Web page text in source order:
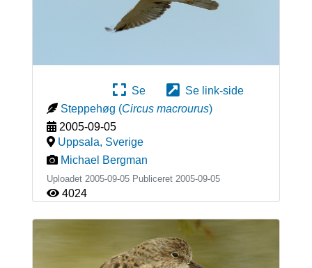
Se
Se link-side
Steppehøg (Circus macrourus)
2005-09-05
Uppsala, Sverige
Michael Bergman
Uploadet 2005-09-05 Publiceret 2005-09-05
4024